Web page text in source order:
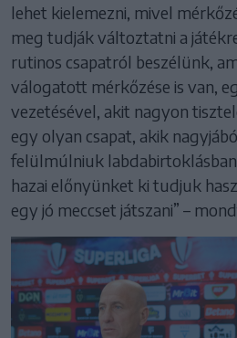
lehet kielemezni, mivel
meg tudják változtatni a
rutinos csapatról beszélünk,
válogatott mérkőzése is van,
vezetésével, akit nagyon
egy olyan csapat, akik
felülmúlniuk
hazai előnyünket ki tudjuk
egy jó meccset játszani” –